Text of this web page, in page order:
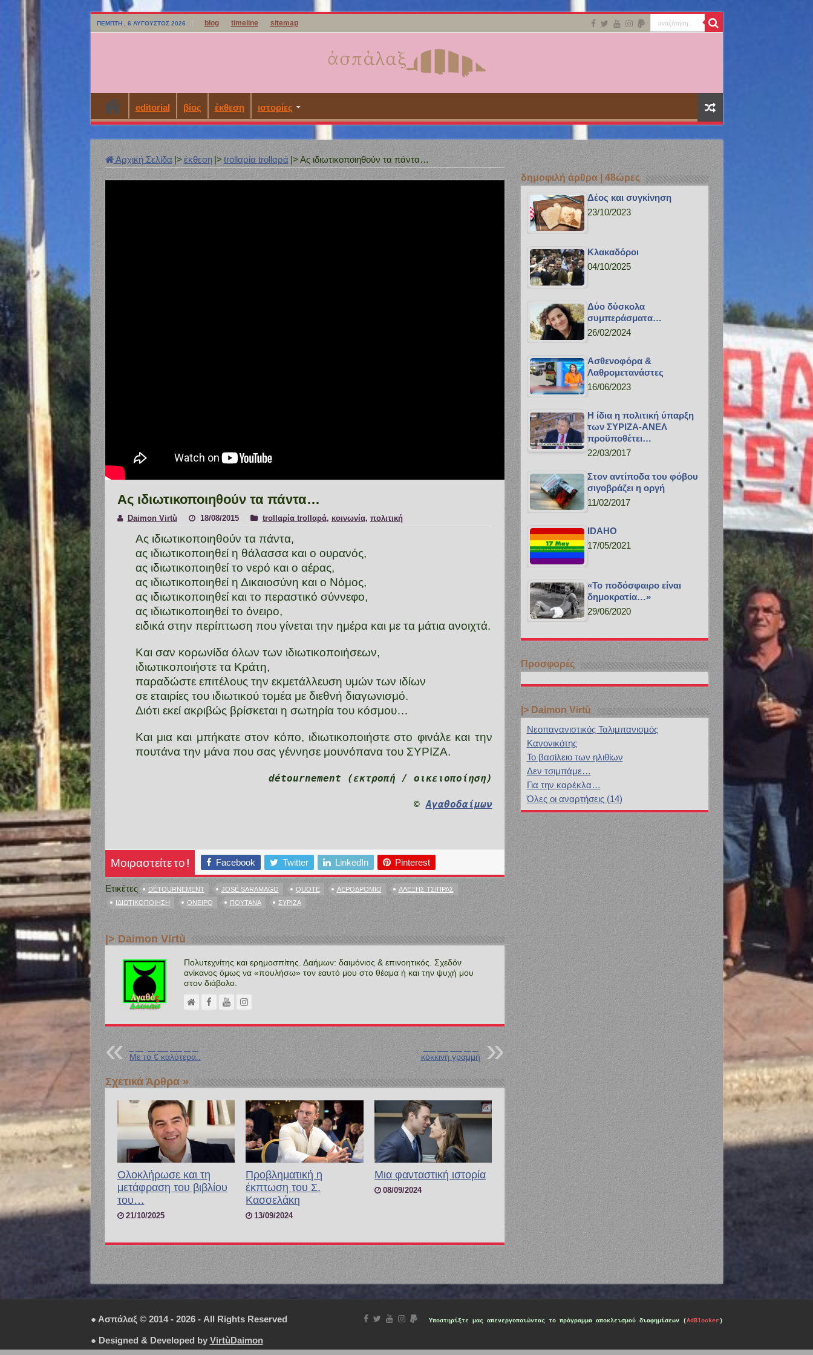
ΠΈΜΠΤΗ , 6 ΑΎΓΟΥΣΤΟΣ 2026 blog timeline sitemap
editorial βίος έκθεση ιστορίες
Αρχική Σελίδα |>έκθεση |> trollαρία trollαρά |> Ας ιδιωτικοποιηθούν τα πάντα…
Ας ιδιωτικοποιηθούν τα πάντα…
Daimon Virtù 18/08/2015 trollαρία trollαρά, κοινωνία, πολιτική
Ας ιδιωτικοποιηθούν τα πάντα,
ας ιδιωτικοποιηθεί η θάλασσα και ο ουρανός,
ας ιδιωτικοποιηθεί το νερό και ο αέρας,
ας ιδιωτικοποιηθεί η Δικαιοσύνη και ο Νόμος,
ας ιδιωτικοποιηθεί και το περαστικό σύννεφο,
ας ιδιωτικοποιηθεί το όνειρο,
ειδικά στην περίπτωση που γίνεται την ημέρα και με τα μάτια ανοιχτά.
Και σαν κορωνίδα όλων των ιδιωτικοποιήσεων,
ιδιωτικοποιήστε τα Κράτη,
παραδώστε επιτέλους την εκμετάλλευση υμών των ιδίων
σε εταιρίες του ιδιωτικού τομέα με διεθνή διαγωνισμό.
Διότι εκεί ακριβώς βρίσκεται η σωτηρία του κόσμου…
Και μια και μπήκατε στον κόπο, ιδιωτικοποιήστε στο φινάλε και την
πουτάνα την μάνα που σας γέννησε μουνόπανα του ΣΥΡΙΖΑ.
détournement (εκτροπή / οικειοποίηση)
©Αγαθοδαίμων
Μοιραστείτε το ! Facebook Twitter LinkedIn Pinterest
Ετικέτες DÉTOURNEMENT JOSÉ SARAMAGO QUOTE ΑΕΡΟΔΡΌΜΙΟ
ΑΛΈΞΗΣ ΤΣΊΠΡΑΣ
ΙΔΙΩΤΙΚΟΠΟΊΗΣΗ
ΌΝΕΙΡΟ ΠΟΥΤΆΝΑ ΣΥΡΙΖΑ
|> Daimon Virtù
Πολυτεχνίτης και ερημοσπίτης. Δαήμων: δαιμόνιος & επινοητικός. Σχεδόν
ανίκανος όμως να «πουλήσω» τον εαυτό μου στο θέαμα ή και την ψυχή μου
στον διάβολο.
Προηγούμενη Ανάρτηση
Με το € καλύτερα..
Επόμενη Ανάρτηση
κόκκινη γραμμή
Σχετικά Άρθρα »
Ολοκλήρωσε και τη
μετάφραση του βιβλίου
του…
21/10/2025
Προβληματική η
έκπτωση του Σ.
Κασσελάκη
13/09/2024
Μια φανταστική ιστορία
08/09/2024
δημοφιλή άρθρα | 48ώρες
Δέος και συγκίνηση
23/10/2023
Κλακαδόροι
04/10/2025
Δύο δύσκολα
συμπεράσματα…
26/02/2024
Ασθενοφόρα &
Λαθρομετανάστες
16/06/2023
Η ίδια η πολιτική ύπαρξη
των ΣΥΡΙΖΑ-ΑΝΕΛ
προϋποθέτει…
22/03/2017
Στον αντίποδα του φόβου
σιγοβράζει η οργή
11/02/2017
IDAHO
17/05/2021
«Το ποδόσφαιρο είναι
δημοκρατία…»
29/06/2020
Προσφορές
|> Daimon Virtù
Νεοπαγανιστικός Ταλιμπανισμός
Κανονικότης
Το βασίλειο των ηλιθίων
Δεν τσιμπάμε…
Για την καρέκλα…
Όλες οι αναρτήσεις (14)
Υποστηρίξτε μας απενεργοποιώντας το πρόγραμμα αποκλεισμού διαφημίσεων (AdBlocker)
● Ασπάλαξ © 2014 - 2026 - All Rights Reserved
● Designed & Developed by VirtùDaimon